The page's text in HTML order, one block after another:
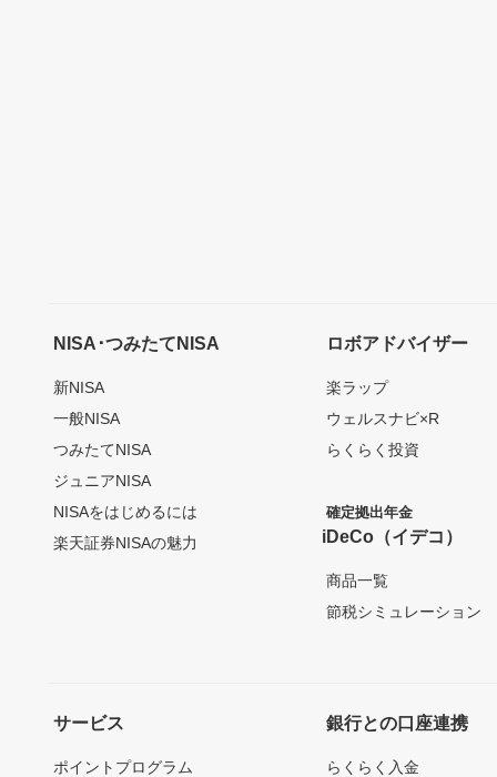
NISA･つみたてNISA
新NISA
一般NISA
つみたてNISA
ジュニアNISA
NISAをはじめるには
楽天証券NISAの魅力
ロボアドバイザー
楽ラップ
ウェルスナビ×R
らくらく投資
確定拠出年金
iDeCo（イデコ）
商品一覧
節税シミュレーション
サービス
ポイントプログラム
銀行との口座連携
らくらく入金